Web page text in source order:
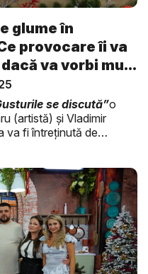
glume în
provocare îi va
va vorbi mu...
se discută”o
(artistă) și Vladimir
va fi întreținută de